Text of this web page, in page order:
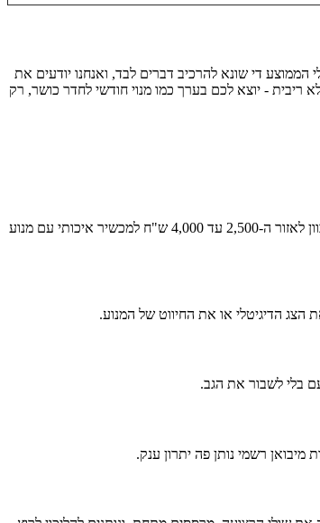
די שונא להרכיב דברים לבד, ואנחנו יודעים את
חשמלי או הליכון במבצע? ברור שיש. ויש לנו קטע של פריסת תשלומים ממש טובה. פשוט מחלקים את המחיר ל-36 תשלומים ללא ריבית - יוצא לכם בערך כמו מנוי חודשי לחדר כושר, רק
הטווח פה ממש רחב. אפשר למצוא משהו בסיסי באזור ה-1,500 ש"ח להליכות, אבל אם אתם מחפשים הליכונים מחיר מיוחד אונליין שיחזיקו מעמד גם בריצות, כדאי לכוון לאזור ה-2,500 עד 4,000 ש"ח למכשיר איכותי עם מנוע
הדיגיטלי או את החיווט של המנוע.
בלי לשבור את הגב.